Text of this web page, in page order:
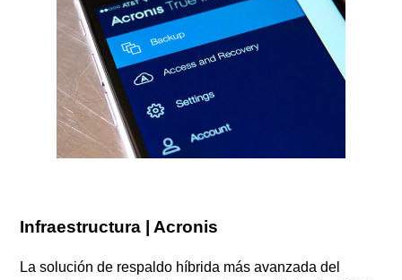
Infraestructura | Acronis
La solución de respaldo híbrida más avanzada del